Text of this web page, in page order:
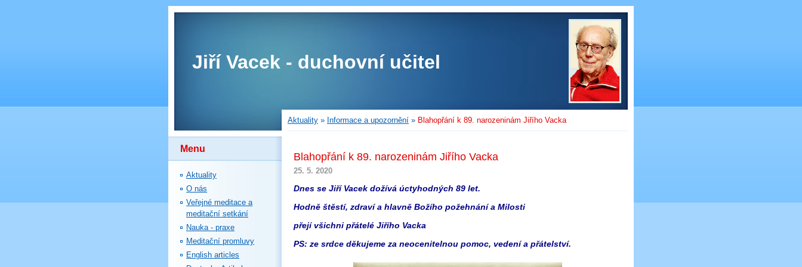
Jiří Vacek - duchovní učitel
Menu
Aktuality
O nás
Veřejné meditace a
meditační setkání
Nauka - praxe
Meditační promluvy
English articles
Aktuality » Informace a upozornění » Blahopřání k 89. narozeninám Jiřího Vacka
Blahopřání k 89. narozeninám Jiřího Vacka
25. 5. 2020
Dnes se Jiří Vacek dožívá úctyhodných 89 let.
Hodně štěstí, zdraví a hlavně Božího požehnání a Milosti
přejí všichni přátelé Jiřího Vacka
PS: ze srdce děkujeme za neocenitelnou pomoc, vedení a přátelství.